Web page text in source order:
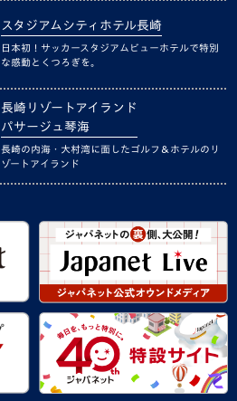
スタジアムシティホテル長崎
日本初！サッカースタジアムビューホテルで特別
な感動とくつろぎを。
長崎リゾートアイランド
パサージュ琴海
長崎の内海・大村湾に面したゴルフ＆ホテルのリ
ゾートアイランド